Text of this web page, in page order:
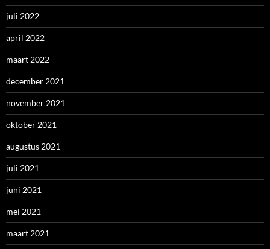
juli 2022
april 2022
maart 2022
december 2021
november 2021
oktober 2021
augustus 2021
juli 2021
juni 2021
mei 2021
maart 2021